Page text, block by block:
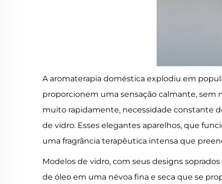
A aromaterapia doméstica explodiu em
proporcionem uma sensação calmante, sem
muito rapidamente, necessidade constante
de vidro. Esses elegantes aparelhos, que
uma fragrância terapêutica intensa que
Modelos de vidro, com seus designs
de óleo em uma névoa fina e seca que se